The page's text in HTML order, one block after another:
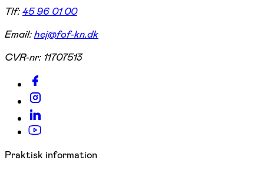
Tlf:45 96 01 00
Email:hej@fof-kn.dk
CVR-nr: 11707513
Praktisk information